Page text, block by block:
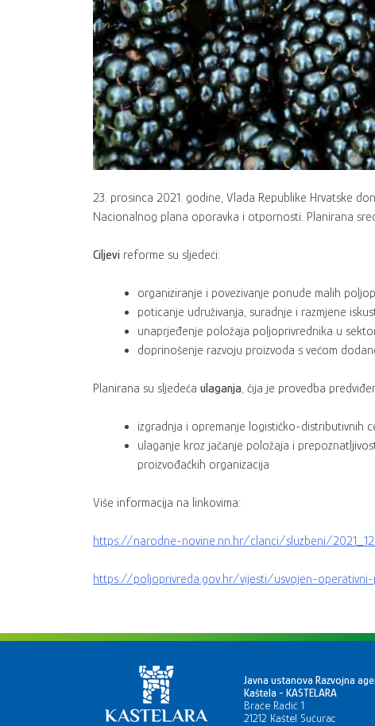
23. prosinca 2021. godine, Vlada Republike Hrvatske
Nacionalnog plana oporavka i otpornosti. Planirana
Ciljevi reforme su sljedeći:
organiziranje i povezivanje ponude malih
poticanje udruživanja, suradnje i razmjene
unaprjeđenje položaja poljoprivrednika u
doprinošenje razvoju proizvoda s većom
Planirana su sljedeća ulaganja, čija je provedba
izgradnja i opremanje logističko-distributivnih
ulaganje kroz jačanje položaja i
proizvođačkih organizacija
Više informacija na linkovima:
https://narodne-novine.nn.hr/clanci/sluzbeni/
https://poljoprivreda.gov.hr/vijesti/usvojen-
Javna ustanova Razvojna
Kaštela - KASTELARA
Braće Radić 1
21212 Kaštel Sućurac